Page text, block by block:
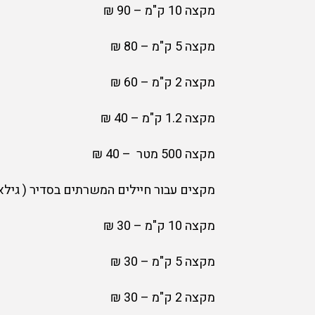
מקצה 10 ק"מ – 90 ₪
מקצה 5 ק"מ – 80 ₪
מקצה 2 ק"מ – 60 ₪
מקצה 1.2 ק"מ – 40 ₪
מקצה 500 מטר – 40 ₪
מקצים עבור חיילים המשרתים בסדיר ( גילאי 18-
מקצה 10 ק"מ – 30 ₪
מקצה 5 ק"מ – 30 ₪
מקצה 2 ק"מ – 30 ₪